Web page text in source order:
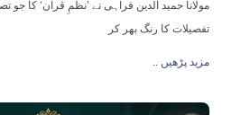
مولانا حمید الدین فراہی نے ’نظمِ قرآن‘ کا جو
تفصیلات کا رنگ بھر کر
.. مزید پڑھیں